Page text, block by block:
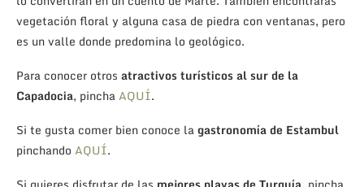
vegetación floral y alguna casa de piedra con ventanas, pero
es un valle donde predomina lo geológico.
Para conocer otros atractivos turísticos al sur de la
Capadocia, pinchaAQUÍ.
Si te gusta comer bien conoce lagastronomía de Estambul
pinchando AQUÍ.